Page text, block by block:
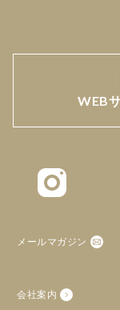
WEB
メールマガジン
会社案内